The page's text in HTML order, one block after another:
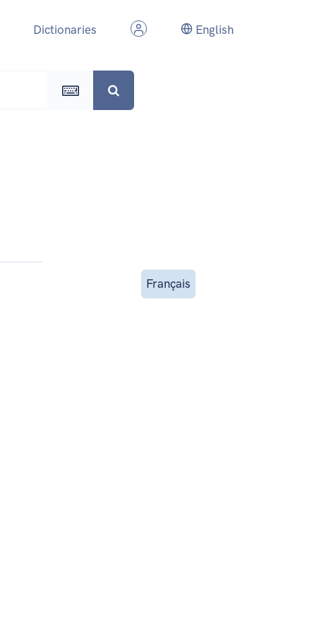
Dictionaries English
Français